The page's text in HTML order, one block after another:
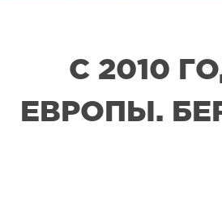
С 2010
ЕВРОПЫ.